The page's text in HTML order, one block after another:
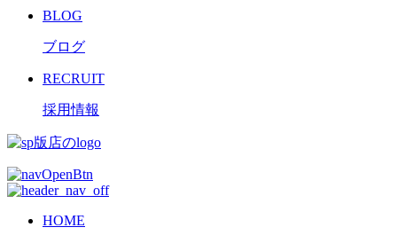
BLOG
ブログ
RECRUIT
採用情報
HOME